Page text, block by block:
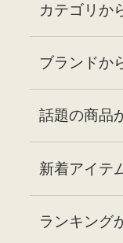
カテゴリか
ブランドか
話題の商品
新着アイテ
ランキング